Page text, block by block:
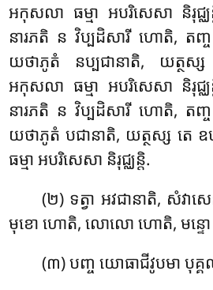
អកុសលា ធម្មា អបរិសេសា និរុជ្ឈ
នារភតិ ន វិប្បដិសារី ហោតិ, តញ្ច
យថាភូតំ នប្បជានាតិ, យត្ថស្ស
អកុសលា ធម្មា អបរិសេសា និរុជ្ឈ
នារភតិ ន វិប្បដិសារី ហោតិ, តញ្ច
យថាភូតំ បជានាតិ, យត្ថស្ស តេ ឧ
ធម្មា អបរិសេសា និរុជ្ឈន្តិ.
(២) ទត្វា អវជានាតិ, សំវាស
មុខោ ហោតិ, លោលោ ហោតិ, មន្ទ
(៣) បញ្ច យោធាជីវូបមា បុគ្គ